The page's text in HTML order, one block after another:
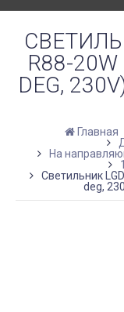
R88-
DEG,
Главная
На
Светильник
deg,